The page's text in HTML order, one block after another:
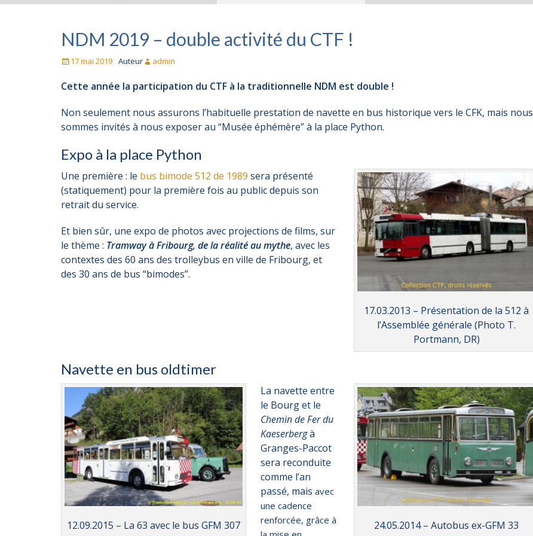
NDM 2019 – double activité du CTF !
Posté17 mai 2019 Auteur admin
Cette année la participation du CTF à la traditionnelle NDM est double !
Non seulement nous assurons l’habituelle prestation de navette en bus historique vers le CFK, mais nous
sommes invités à nous exposer au “Musée éphémère” à la place Python.
Expo à la place Python
17.03.2013 – Présentation de la 512 à
l’Assemblée générale (Photo T.
Portmann, DR)
Une première : le bus bimode 512 de 1989 sera présenté
(statiquement) pour la première fois au public depuis son
retrait du service.
Et bien sûr, une expo de photos avec projections de films, sur
le thème : Tramway à Fribourg, de la réalité au mythe, avec les
contextes des 60 ans des trolleybus en ville de Fribourg, et
des 30 ans de bus “bimodes”.
Navette en bus oldtimer
12.09.2015 – La 63 avec le bus GFM 307
24.05.2014 – Autobus ex-GFM 33
La navette entre
le Bourg et le
Chemin de Fer du
Kaeserbergà
Granges-Paccot
sera reconduite
comme l’an
passé, mais avec
une cadence
renforcée, grâce à